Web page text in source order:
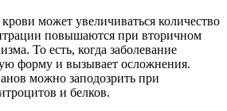
может увеличиваться количество
повышаются при вторичном
То есть, когда заболевание
форму и вызывает осложнения.
можно заподозрить при
и белков.